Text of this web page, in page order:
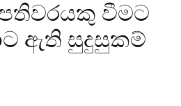
වීමට
ඇති සුදුසුකම්